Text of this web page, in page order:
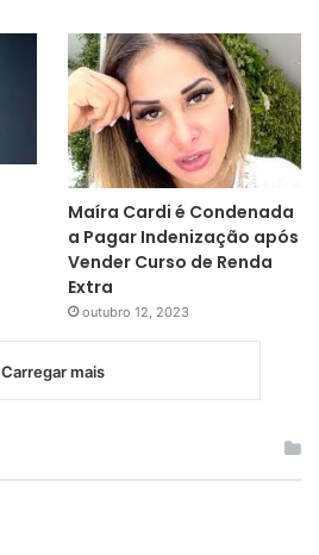
Maíra Cardi é Condenada
a Pagar Indenização após
Vender Curso de Renda
Extra
outubro 12, 2023
Carregar mais